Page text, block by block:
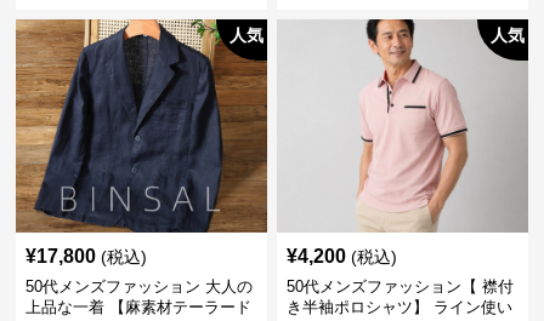
人気
¥17,800 (税込)
50代メンズファッション 大人の
上品な一着 【麻素材テーラード
人気
¥4,200 (税込)
50代メンズファッション【 襟付
き半袖ポロシャツ】 ライン使い